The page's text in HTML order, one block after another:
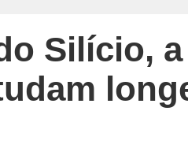
Silício, a